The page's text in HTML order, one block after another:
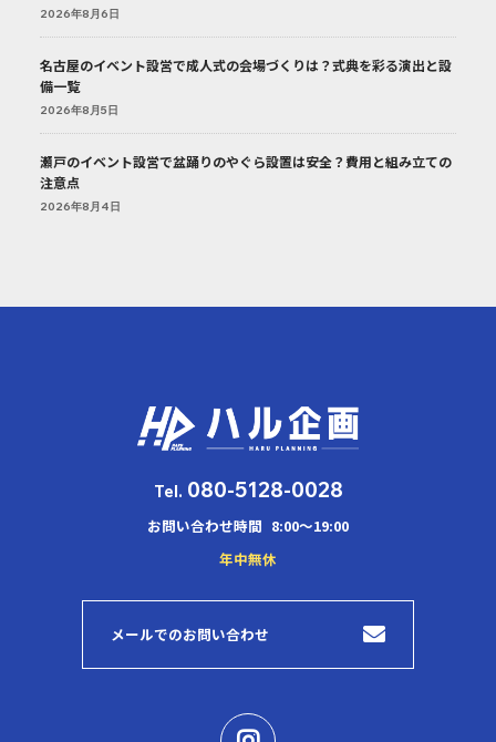
2026年8月6日
名古屋のイベント設営で成人式の会場づくりは？式典を彩る演出と設
備一覧
2026年8月5日
瀬戸のイベント設営で盆踊りのやぐら設置は安全？費用と組み立ての
注意点
2026年8月4日
Tel. 080-5128-0028
お問い合わせ時間 8:00～19:00
年中無休
メールでのお問い合わせ